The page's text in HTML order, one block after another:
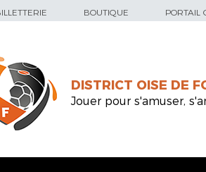
BOUTIQUE PORTAIL
DISTRICT OISE DE
Jouer pour s'amuser,